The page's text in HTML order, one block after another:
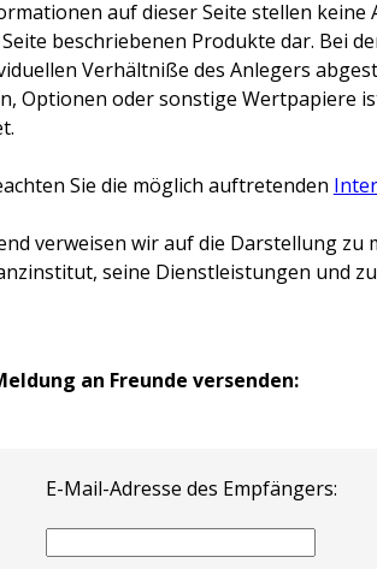
auf dieser Seite stellen
beschriebenen Produkte dar. Bei
Verhältniße des Anlegers
Optionen oder sonstige Wertpapiere
Sie die möglich auftretenden
verweisen wir auf die Darstellung
seine Dienstleistungen und
an Freunde versenden:
E-Mail-Adresse des Empfängers: